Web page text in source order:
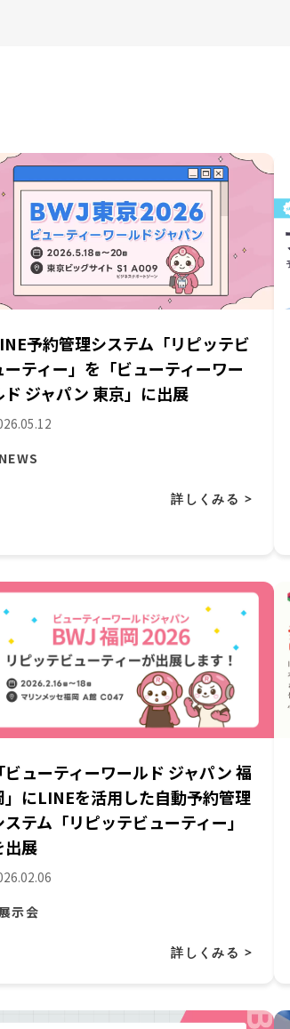
予約管理システム「リピッテビ
ーティー」を「ビューティーワー
ド ジャパン 東京」に出展
詳しくみる >
「ビューティーワールド ジャパン 福
」にLINEを活用した自動予約管理
ステム「リピッテビューティー」
出展
示会
詳しくみる >